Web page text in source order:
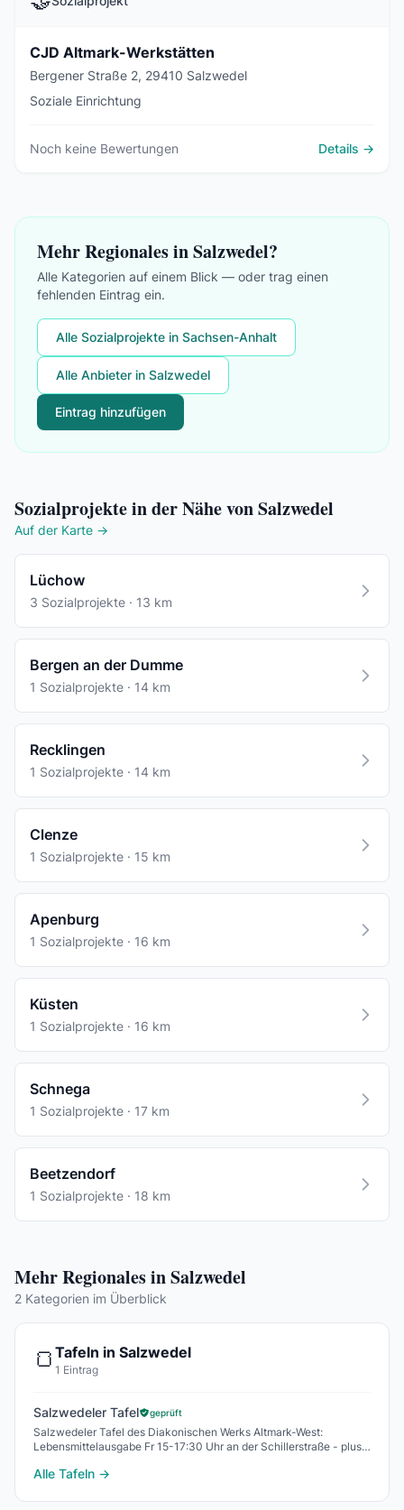
CJD Altmark-Werkstätten
Bergener Straße 2, 29410 Salzwedel
Soziale Einrichtung
Noch keine Bewertungen Details →
Mehr Regionales in Salzwedel?
Alle Kategorien auf einem Blick — oder trag einen
fehlenden Eintrag ein.
Alle Sozialprojekte in Sachsen-Anhalt
Alle Anbieter in Salzwedel
Eintrag hinzufügen
Sozialprojekte in der Nähe von Salzwedel
Auf der Karte →
Lüchow
3 Sozialprojekte · 13 km
Bergen an der Dumme
1 Sozialprojekte · 14 km
Recklingen
1 Sozialprojekte · 14 km
Clenze
1 Sozialprojekte · 15 km
Apenburg
1 Sozialprojekte · 16 km
Küsten
1 Sozialprojekte · 16 km
Schnega
1 Sozialprojekte · 17 km
Beetzendorf
1 Sozialprojekte · 18 km
Mehr Regionales in Salzwedel
2 Kategorien im Überblick
🍞 Tafeln in Salzwedel
1 Eintrag
Salzwedeler Tafel geprüft
Salzwedeler Tafel des Diakonischen Werks Altmark-West:
Lebensmittelausgabe Fr 15-17:30 Uhr an der Schillerstraße - plus
Alle Tafeln →